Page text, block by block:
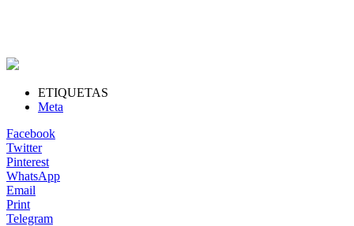
ETIQUETAS
Meta
Facebook
Twitter
Pinterest
WhatsApp
Email
Print
Telegram